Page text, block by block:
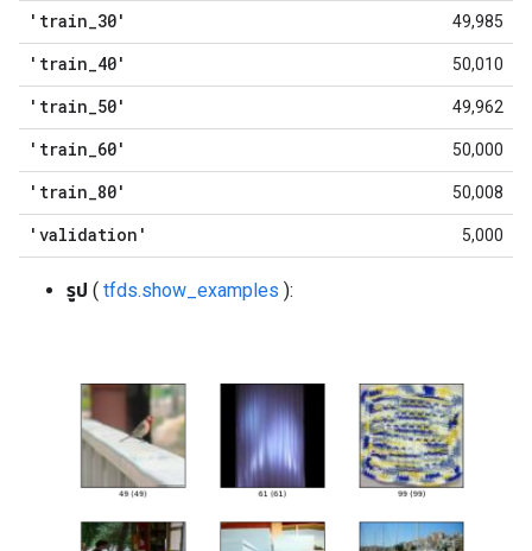
'train_30' 49,985
'train_40' 50,010
'train_50' 49,962
'train_60' 50,000
'train_80' 50,008
'validation' 5,000
รูป ( tfds.show_examples ):